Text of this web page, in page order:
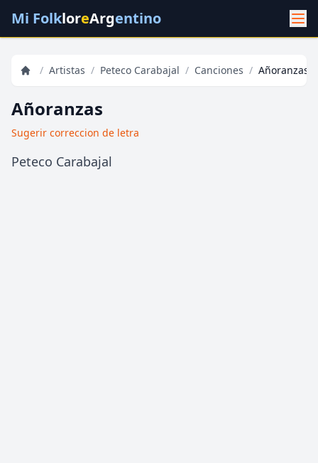
Mi FolkloreArgentino
/ Artistas / Peteco Carabajal / Canciones / Añoranzas
Añoranzas
Sugerir correccion de letra
Peteco Carabajal